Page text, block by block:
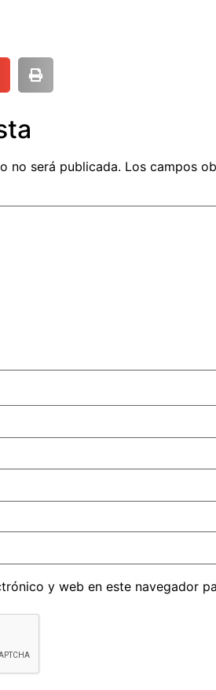
no será publicada. Los campos
y web en este navegador